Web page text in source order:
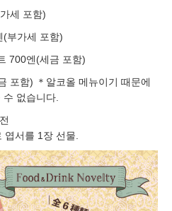
세 포함)
(부가세 포함)
700엔(세금 포함)
포함) ＊알코올 메뉴이기 때문에
수 없습니다.
엽서를 1장 선물.